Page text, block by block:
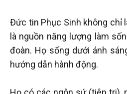
Đức tin Phục Sinh không chỉ
là nguồn năng lượng làm
đoàn. Họ sống dưới ánh
hướng dẫn hành động.